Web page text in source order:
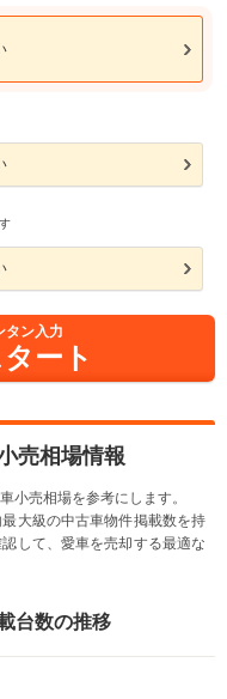
タン入力
ート
売相場情報
小売相場を参考にします。
大級の中古車物件掲載数を持
して、愛車を売却する最適な
台数の推移